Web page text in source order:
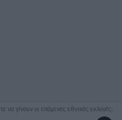
να γίνουν οι επόμενες εθνικές εκλογές;